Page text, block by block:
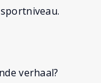
verhaal?